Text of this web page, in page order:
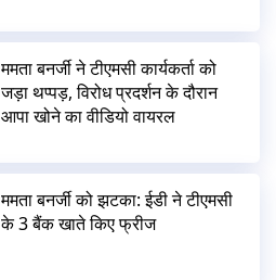
ममता बनर्जी ने टीएमसी कार्यकर्ता को
जड़ा थप्पड़, विरोध प्रदर्शन के दौरान
आपा खोने का वीडियो वायरल
ममता बनर्जी को झटका: ईडी ने टीएमसी
के 3 बैंक खाते किए फ्रीज